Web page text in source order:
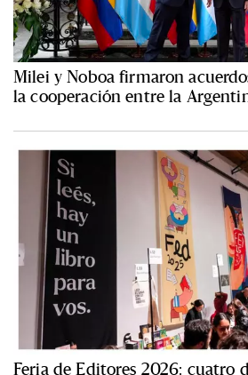
Milei y Noboa firmaron
la cooperación entre la
Feria de Editores 2026: cuatro